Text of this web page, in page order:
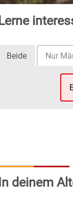
Lerne
Beide Nur
In deinem